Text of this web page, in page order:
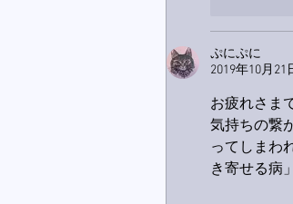
ぷにぷに
2019年10月21
お疲れさま
気持ちの繋
ってしまわ
き寄せる病